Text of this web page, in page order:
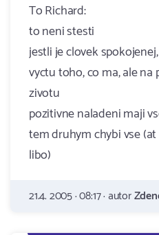
To Richard:
to neni stesti
jestli je clovek
vyctu toho, co ma, ale
zivotu
pozitivne naladeni maji
tem druhym chybi vse
libo)
21.4. 2005 · 08:17 · autor